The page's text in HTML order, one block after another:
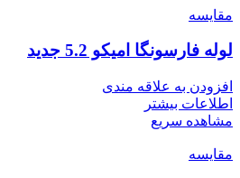
مقایسه
لوله فارسونگا امیکو 5.2 جدید
افزودن به علاقه مندی
اطلاعات بیشتر
مشاهده سریع
مقایسه